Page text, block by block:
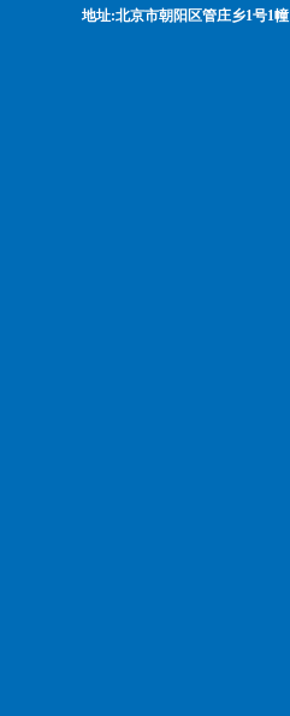
地址:北京市朝阳区管庄乡1号1幢